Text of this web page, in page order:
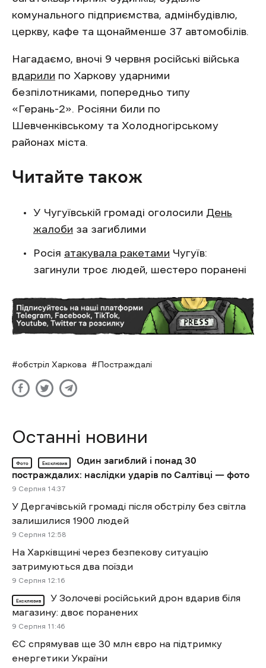
комунального підприємства, адмінбудівлю,
церкву, кафе та щонайменше 37 автомобілів.
Нагадаємо, вночі 9 червня російські війська
вдарили по Харкову ударними
безпілотниками, попередньо типу
«Герань-2». Росіяни били по
Шевченківському та Холодногірському
районах міста.
Читайте також
У Чугуївській громаді оголосили День
жалоби за загиблими
Росія атакувала ракетами Чугуїв:
загинули троє людей, шестеро поранені
обстріл Харкова Постраждалі
Останні новини
Фото Ексклюзив
Один загиблий і понад 30
постраждалих: наслідки ударів по Салтівці — фото
9 Cерпня 14:37
У Дергачівській громаді після обстрілу без світла
залишилися 1900 людей
9 Cерпня 12:58
На Харківщині через безпекову ситуацію
затримуються два поїзди
9 Cерпня 12:16
Ексклюзив
У Золочеві російський дрон вдарив біля
магазину: двоє поранених
9 Cерпня 11:46
ЄС спрямував ще 30 млн євро на підтримку
енергетики України